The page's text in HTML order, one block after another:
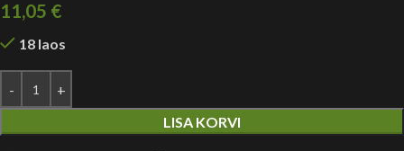
11,05 €
18 laos
LISA KORVI